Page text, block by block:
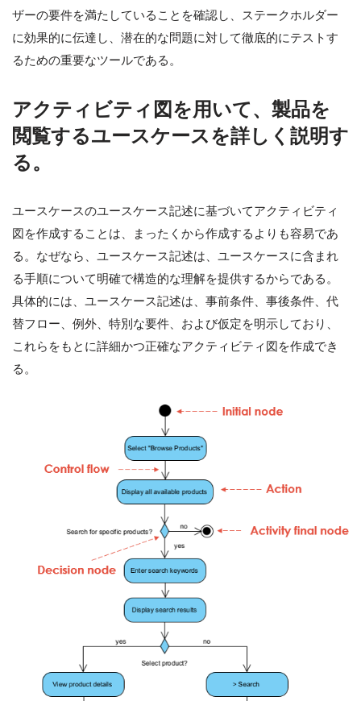
ザーの要件を満たしていることを確認し、ステークホルダー
に効果的に伝達し、潜在的な問題に対して徹底的にテストす
るための重要なツールである。
アクティビティ図を用いて、製品を
閲覧するユースケースを詳しく説明す
る。
ユースケースのユースケース記述に基づいてアクティビティ
図を作成することは、まったくから作成するよりも容易であ
る。なぜなら、ユースケース記述は、ユースケースに含まれ
る手順について明確で構造的な理解を提供するからである。
具体的には、ユースケース記述は、事前条件、事後条件、代
替フロー、例外、特別な要件、および仮定を明示しており、
これらをもとに詳細かつ正確なアクティビティ図を作成でき
る。